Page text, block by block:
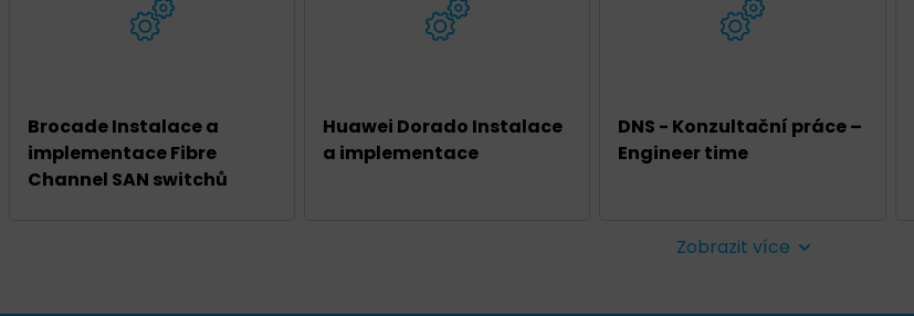
Brocade Instalace a
implementace Fibre
Channel SAN switchů
Huawei Dorado Instalace
a implementace
DNS - Konzultační práce –
Engineer time
Zobrazit více